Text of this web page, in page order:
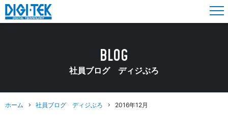
BLOG
社員ブログ ディジぶろ
ホーム 社員ブログ ディジぶろ 2016年12月